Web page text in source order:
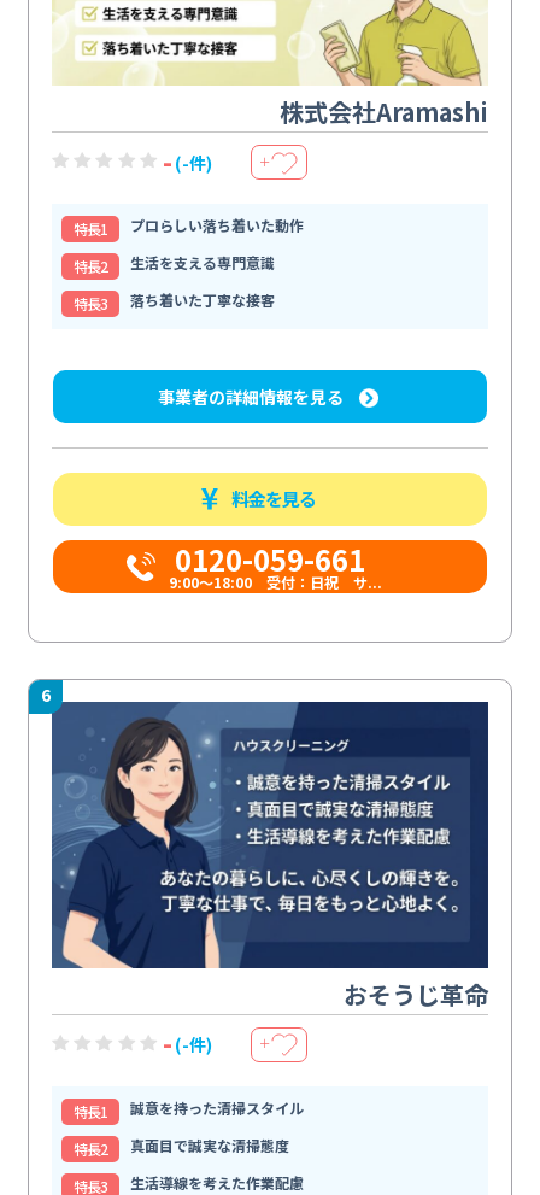
株式会社Aramashi
- (-件) ＋
特⻑1
プロらしい落ち着いた動作
特⻑2
生活を支える専門意識
特⻑3
落ち着いた丁寧な接客
事業者の詳細情報を見る
料金を見る
0120-059-661
9:00〜18:00 受付：日祝 サ...
6
おそうじ革命
- (-件) ＋
特⻑1
誠意を持った清掃スタイル
特⻑2
真面目で誠実な清掃態度
特⻑3
生活導線を考えた作業配慮